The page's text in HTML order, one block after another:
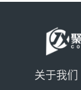
关于我们